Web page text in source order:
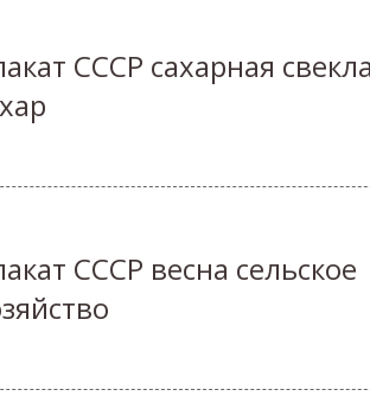
СССР сахарная
СССР весна сельское